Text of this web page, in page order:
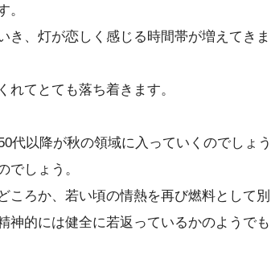
。
き、灯が恋しく感じる時間帯が増えてきま
てとても落ち着きます。
代以降が秋の領域に入っていくのでしょう
でしょう。
ころか、若い頃の情熱を再び燃料として別
神的には健全に若返っているかのようでも